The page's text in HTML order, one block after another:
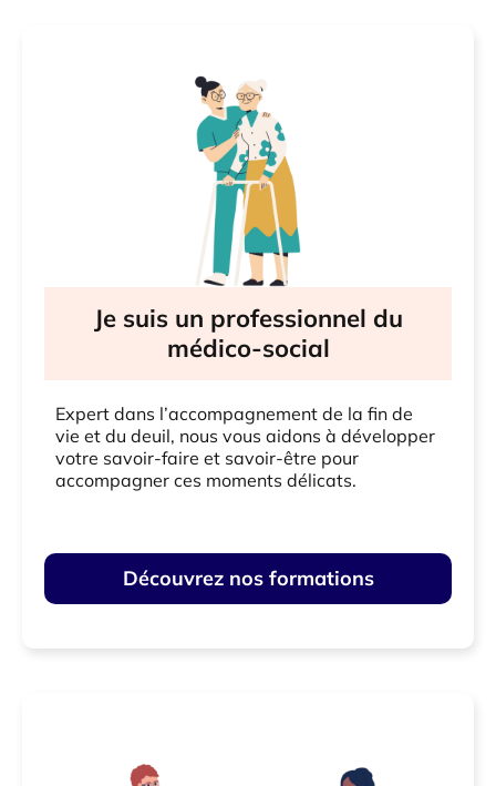
Je suis un professionnel du
médico-social
Expert dans l’accompagnement de la fin de
vie et du deuil, nous vous aidons à développer
votre savoir-faire et savoir-être pour
accompagner ces moments délicats.
Découvrez nos formations